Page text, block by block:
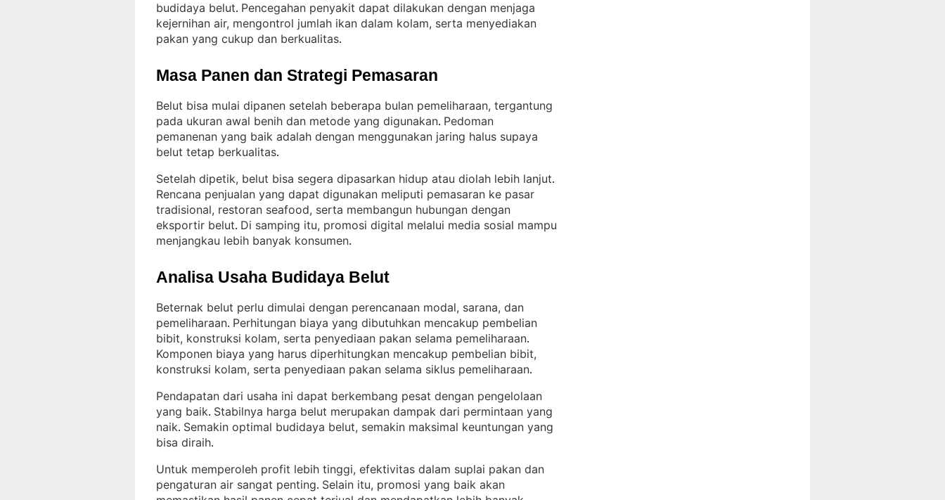
budidaya belut. Pencegahan penyakit dapat dilakukan dengan menjaga
kejernihan air, mengontrol jumlah ikan dalam kolam, serta menyediakan
pakan yang cukup dan berkualitas.
Masa Panen dan Strategi Pemasaran
Belut bisa mulai dipanen setelah beberapa bulan pemeliharaan, tergantung
pada ukuran awal benih dan metode yang digunakan. Pedoman
pemanenan yang baik adalah dengan menggunakan jaring halus supaya
belut tetap berkualitas.
Setelah dipetik, belut bisa segera dipasarkan hidup atau diolah lebih lanjut
Rencana penjualan yang dapat digunakan meliputi pemasaran ke pasar
tradisional, restoran seafood, serta membangun hubungan dengan
eksportir belut. Di samping itu, promosi digital melalui media sosial mampu
menjangkau lebih banyak konsumen.
Analisa Usaha Budidaya Belut
Beternak belut perlu dimulai dengan perencanaan modal, sarana, dan
pemeliharaan. Perhitungan biaya yang dibutuhkan mencakup pembelian
bibit, konstruksi kolam, serta penyediaan pakan selama pemeliharaan
Komponen biaya yang harus diperhitungkan mencakup pembelian bibit,
konstruksi kolam, serta penyediaan pakan selama siklus pemeliharaan.
Pendapatan dari usaha ini dapat berkembang pesat dengan pengelolaan
yang baik. Stabilnya harga belut merupakan dampak dari permintaan yang
naik. Semakin optimal budidaya belut, semakin maksimal keuntungan yang
bisa diraih.
Untuk memperoleh profit lebih tinggi, efektivitas dalam suplai pakan dan
pengaturan air sangat penting. Selain itu, promosi yang baik akan